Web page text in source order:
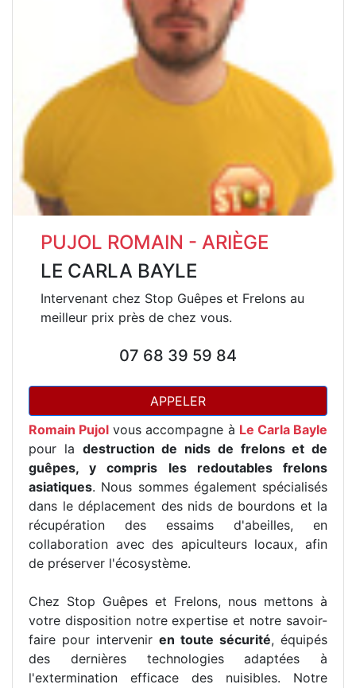
PUJOL ROMAIN - ARIÈGE
LE CARLA BAYLE
Intervenant chez Stop Guêpes et Frelons au
meilleur prix près de chez vous.
07 68 39 59 84
APPELER
Romain Pujol vous accompagne à Le Carla Bayle
pour la destruction de nids de frelons et de
guêpes, y compris les redoutables frelons
asiatiques. Nous sommes également spécialisés
dans le déplacement des nids de bourdons et la
récupération des essaims d'abeilles, en
collaboration avec des apiculteurs locaux, afin
de préserver l'écosystème.
Chez Stop Guêpes et Frelons, nous mettons à
votre disposition notre expertise et notre savoir-
faire pour intervenir en toute sécurité, équipés
des dernières technologies adaptées à
l'extermination efficace des nuisibles. Notre